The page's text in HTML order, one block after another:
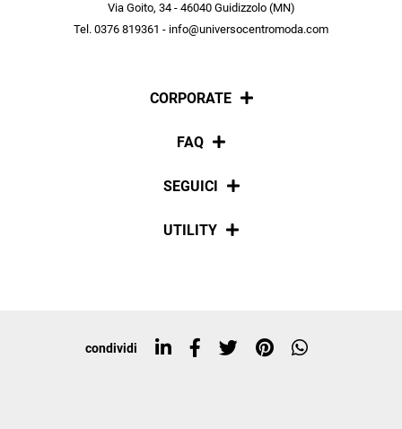
Via Goito, 34 - 46040 Guidizzolo (MN)
Tel. 0376 819361 - info@universocentromoda.com
CORPORATE
Chi siamo
FAQ
Pagamenti
SEGUICI
Social
UTILITY
Top ricerche
condividi
scopri in anteprima le offerte in esclusiva a te riservate.